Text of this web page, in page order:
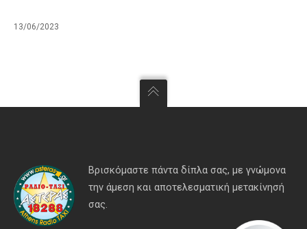
13/06/2023
Βρισκόμαστε πάντα δίπλα σας, με γνώμονα
την άμεση και αποτελεσματική μετακίνησή
σας.